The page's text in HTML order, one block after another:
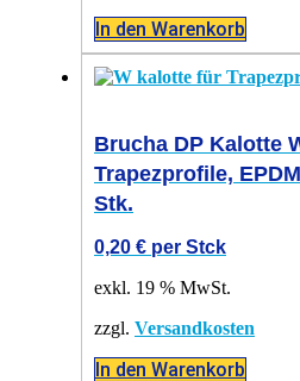
In den Warenkorb
Brucha DP Kalotte
Trapezprofile,
Stk.
0,20 € per Stck
exkl. 19 % MwSt.
zzgl. Versandkosten
In den Warenkorb